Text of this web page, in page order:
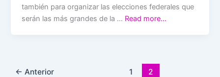
también para organizar las elecciones federales que
serán las más grandes de la … Read more…
← Anterior 1 2